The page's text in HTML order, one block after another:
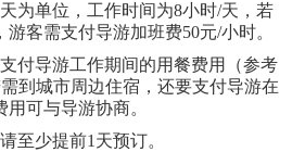
为单位，工作时间为8小时/天，若
客需支付导游加班费50元/小时。
付导游工作期间的用餐费用（参考
到城市周边住宿，还要支付导游在
可与导游协商。
至少提前1天预订。